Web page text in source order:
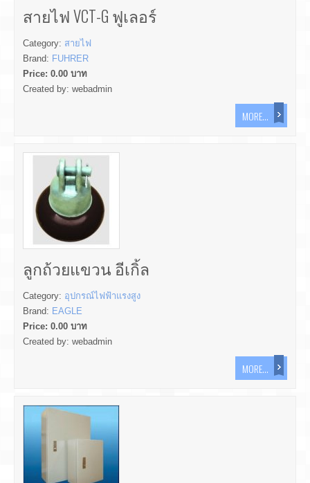
สายไฟ VCT-G ฟูเลอร์
Category: สายไฟ
Brand: FUHRER
Price: 0.00 บาท
Created by: webadmin
MORE...
ลูกถ้วยแขวน อีเกิ้ล
Category: อุปกรณ์ไฟฟ้าแรงสูง
Brand: EAGLE
Price: 0.00 บาท
Created by: webadmin
MORE...